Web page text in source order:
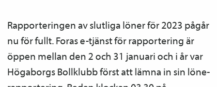
Rapporteringen av slutliga löner för 2023 pågår
nu för fullt. Foras e-tjänst för rapportering är
öppen mellan den 2 och 31 januari och i år var
Högaborgs Bollklubb först att lämna in sin löne­­